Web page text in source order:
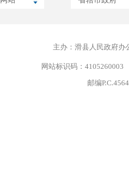
主办：滑县人民政府办
网站标识码：4105260003
邮编